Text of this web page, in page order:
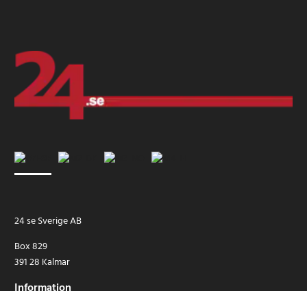
24 se Sverige AB
Box 829
391 28 Kalmar